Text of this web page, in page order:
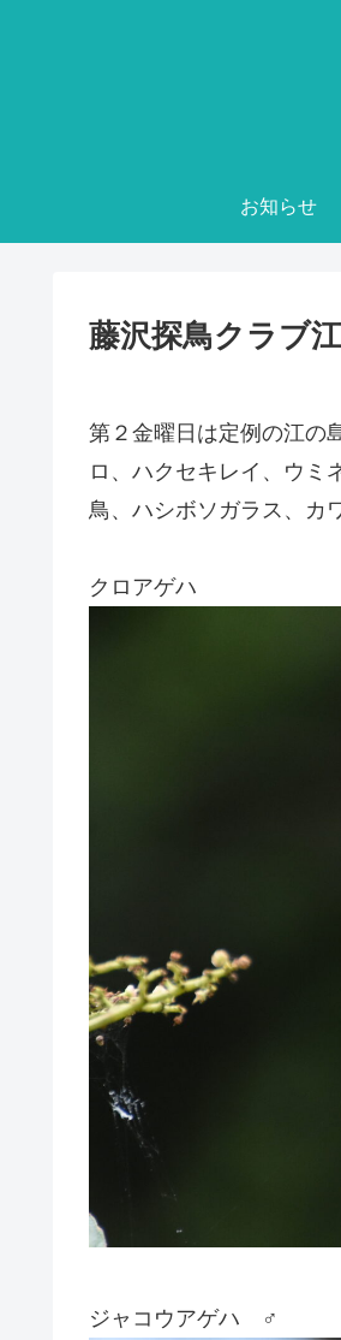
お知らせ
藤沢探鳥クラブ
第２金曜日は定例の江の
ロ、ハクセキレイ、ウミ
鳥、ハシボソガラス、カ
クロアゲハ
ジャコウアゲハ ♂